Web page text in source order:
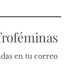
en tu correo